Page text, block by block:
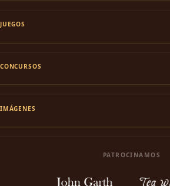
JUEGOS
CONCURSOS
IMÁGENES
PATROCINAMOS